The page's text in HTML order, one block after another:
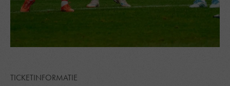
TICKETINFORMATIE